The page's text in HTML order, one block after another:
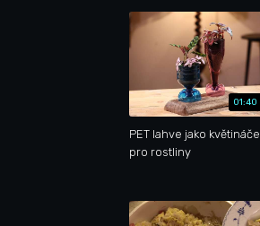
01:40
PET lahve jako květináče
pro rostliny